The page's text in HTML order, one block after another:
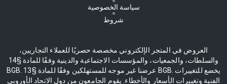
سياسة الخصوصية
شروط
العروض في المتجر الإلكتروني مخصصة حصريًا للعملاء التجاريين،
والسلطات، والجمعيات، والمؤسسات الاجتماعية والدينية وفقًا للمادة §14
BGB. عرضنا غير موجه للمستهلكين وفقًا للمادة §13 BGB. يخضع للتغييرات
الفنية وتغييرات الأسعار والأخطاء. يقوم الجامعون من دول الاتحاد الأوروبي